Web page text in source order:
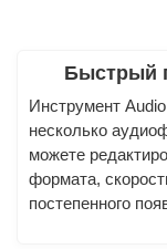
Быстрый
Инструмент
несколько
можете
формата,
постепенного